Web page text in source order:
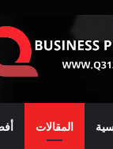
المقالات